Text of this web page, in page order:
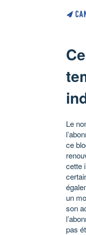
Le
ce
cette
un
son
pas